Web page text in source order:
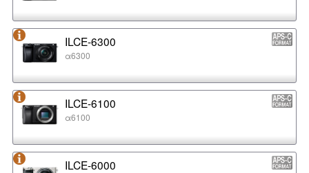
ILCE-6300
α6300
ILCE-6100
α6100
ILCE-6000